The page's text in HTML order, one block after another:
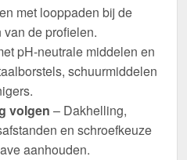
met looppaden bij de
de profielen.
pH-neutrale middelen en
schuurmiddelen
volgen – Dakhelling,
en schroefkeuze
aanhouden.